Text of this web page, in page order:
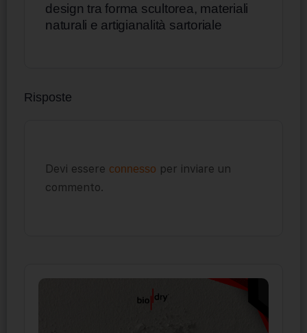
design tra forma scultorea, materiali
naturali e artigianalità sartoriale
Risposte
Devi essere connesso per inviare un
commento.